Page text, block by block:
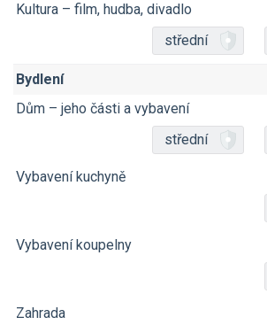
Kultura – film, hudba, divadlo
střední
Bydlení
Dům – jeho části a vybavení
střední
Vybavení kuchyně
Vybavení koupelny
Zahrada